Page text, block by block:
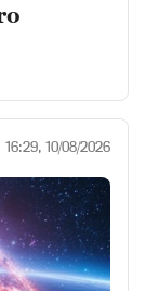
16:29, 10/08/2026